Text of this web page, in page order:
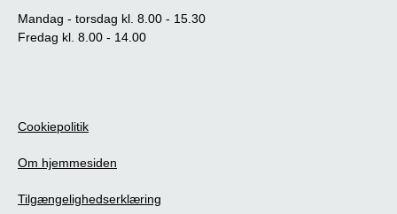
Mandag - torsdag kl. 8.00 - 15.30
Fredag kl. 8.00 - 14.00
Cookiepolitik
Om hjemmesiden
Tilgængelighedserklæring